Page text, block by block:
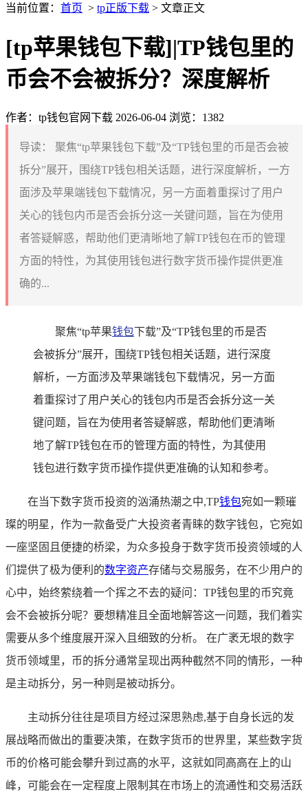
当前位置： 首页 > tp正版下载 > 文章正文
[tp苹果钱包下载]|TP钱包里的
币会不会被拆分？深度解析
作者：tp钱包官网下载 2026-06-04 浏览：1382
导读：
聚焦“tp苹果钱包下载”及“TP钱包里的币是否会被
拆分”展开，围绕TP钱包相关话题，进行深度解析，一方
面涉及苹果端钱包下载情况，另一方面着重探讨了用户
关心的钱包内币是否会拆分这一关键问题，旨在为使用
者答疑解惑，帮助他们更清晰地了解TP钱包在币的管理
方面的特性，为其使用钱包进行数字货币操作提供更准
确的...
聚焦“tp苹果钱包下载”及“TP钱包里的币是否
会被拆分”展开，围绕TP钱包相关话题，进行深度
解析，一方面涉及苹果端钱包下载情况，另一方面
着重探讨了用户关心的钱包内币是否会拆分这一关
键问题，旨在为使用者答疑解惑，帮助他们更清晰
地了解TP钱包在币的管理方面的特性，为其使用
钱包进行数字货币操作提供更准确的认知和参考。
在当下数字货币投资的汹涌热潮之中,TP钱包宛如一颗璀
璨的明星，作为一款备受广大投资者青睐的数字钱包，它宛如
一座坚固且便捷的桥梁，为众多投身于数字货币投资领域的人
们提供了极为便利的数字资产存储与交易服务，在不少用户的
心中，始终萦绕着一个挥之不去的疑问：TP钱包里的币究竟
会不会被拆分呢？要想精准且全面地解答这一问题，我们着实
需要从多个维度展开深入且细致的分析。 在广袤无垠的数字
货币领域里，币的拆分通常呈现出两种截然不同的情形，一种
是主动拆分，另一种则是被动拆分。
主动拆分往往是项目方经过深思熟虑,基于自身长远的发
展战略而做出的重要决策，在数字货币的世界里，某些数字货
币的价格可能会攀升到过高的水平，这就如同高高在上的山
峰，可能会在一定程度上限制其在市场上的流通性和交易活跃